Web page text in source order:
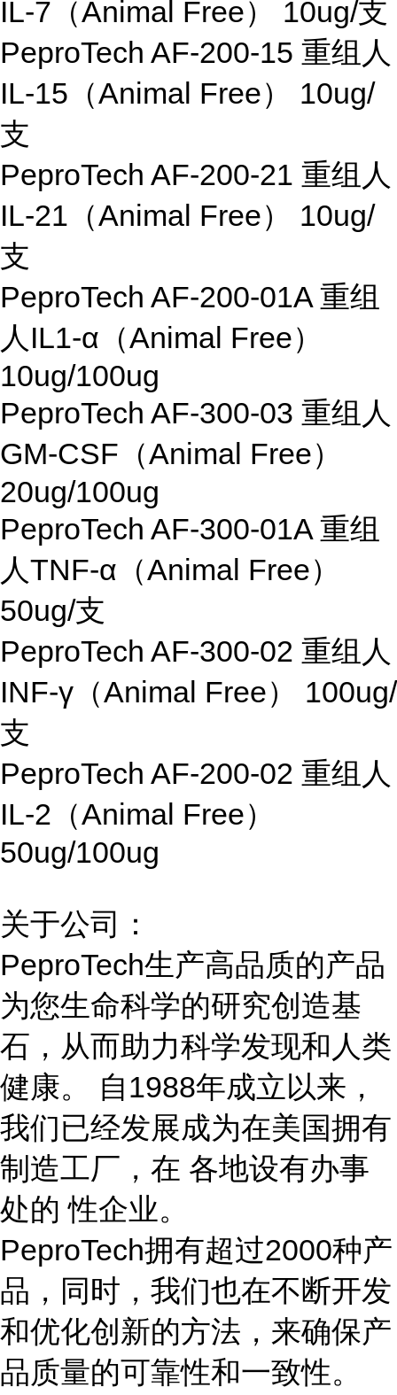
IL-7（Animal Free） 10ug/支
PeproTech AF-200-15 重组人
IL-15（Animal Free） 10ug/
支
PeproTech AF-200-21 重组人
IL-21（Animal Free） 10ug/
支
PeproTech AF-200-01A 重组
人IL1-α（Animal Free）
10ug/100ug
PeproTech AF-300-03 重组人
GM-CSF（Animal Free）
20ug/100ug
PeproTech AF-300-01A 重组
人TNF-α（Animal Free）
50ug/支
PeproTech AF-300-02 重组人
INF-γ（Animal Free） 100ug/
支
PeproTech AF-200-02 重组人
IL-2（Animal Free）
50ug/100ug
关于公司：
PeproTech生产高品质的产品
为您生命科学的研究创造基
石，从而助力科学发现和人类
健康。 自1988年成立以来，
我们已经发展成为在美国拥有
制造工厂，在 各地设有办事
处的 性企业。
PeproTech拥有超过2000种产
品，同时，我们也在不断开发
和优化创新的方法，来确保产
品质量的可靠性和一致性。